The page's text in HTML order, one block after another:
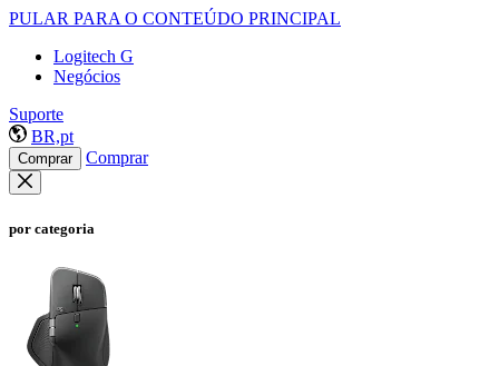
PULAR PARA O CONTEÚDO PRINCIPAL
Logitech G
Negócios
Suporte
BR,pt
Comprar Comprar
por categoria